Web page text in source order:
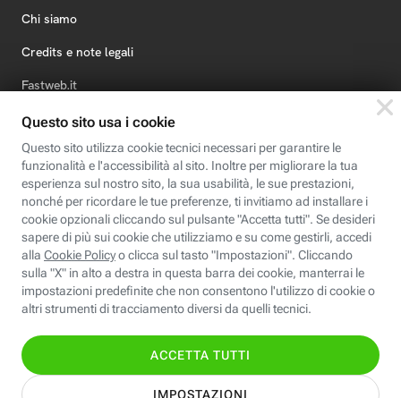
Chi siamo
Credits e note legali
Fastweb.it
Formazione
Fastweb Digital Academy
STEP FuturAbility District
Insieme, siamo futuro
© Fastweb SpA 2026 - P.IVA 12878470157